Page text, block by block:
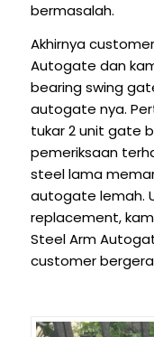
bermasalah.
Akhirnya
Autogate dan
bearing swing
autogate nya.
tukar 2 unit gate
pemeriksaan
steel lama
autogate lemah.
replacement,
Steel Arm
customer